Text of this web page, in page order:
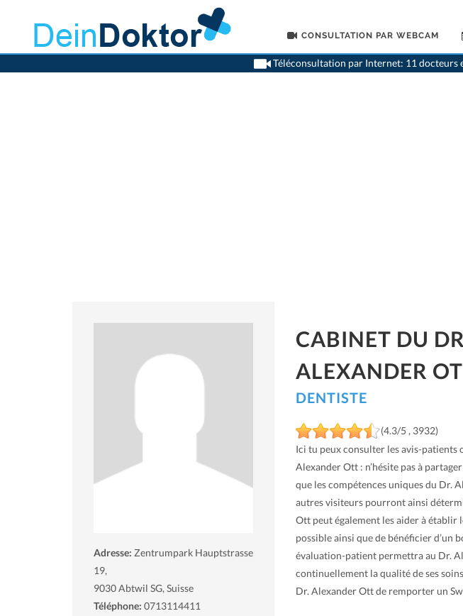
CONSULTATION PAR WEBCAM
Téléconsultation par Internet: 11 docteurs
Adresse: Zentrumpark Hauptstrasse
19,
9030Abtwil SG, Suisse
Téléphone: 0713114411
CABINET DU
ALEXANDER
DENTISTE
(4.3/5 , 3932)
Ici tu peux consulter les avis-patients
Alexander Ott : n’hésite pas à
que les compétences uniques du Dr.
autres visiteurs pourront ainsi
Ott peut également les aider à établir
possible ainsi que de bénéficier d’un
évaluation-patient permettra au Dr.
continuellement la qualité de ses
Dr. Alexander Ott de remporter un